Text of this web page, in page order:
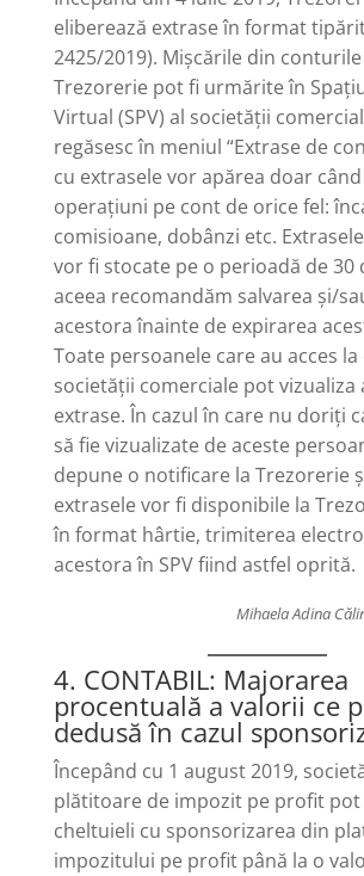
eliberează extrase în format
2425/2019). Mișcările din
Trezorerie pot fi urmărite în
Virtual (SPV) al societății
regăsesc în meniul “Extrase de
cu extrasele vor apărea doar
operațiuni pe cont de orice fel:
comisioane, dobânzi etc.
vor fi stocate pe o perioadă de 30
aceea recomandăm salvarea și/
acestora înainte de expirarea
Toate persoanele care au acces la
societății comerciale pot vizualiza
extrase. În cazul în care nu doriți
să fie vizualizate de aceste
depune o notificare la Trezorerie
extrasele vor fi disponibile la
în format hârtie, trimiterea
acestora în SPV fiind astfel oprită.
Mihaela Adina
4. CONTABIL: Majorarea
procentuală a valorii ce
dedusă în cazul
Începând cu 1 august 2019,
plătitoare de impozit pe profit pot
cheltuieli cu sponsorizarea din
impozitului pe profit până la o